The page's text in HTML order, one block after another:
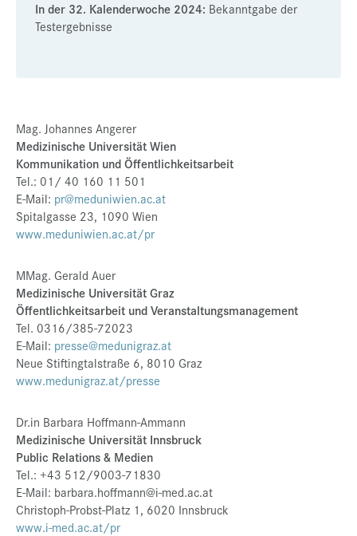
In der 32. Kalenderwoche 2024: Bekanntgabe der
Testergebnisse
Mag. Johannes Angerer
Medizinische Universität Wien
Kommunikation und Öffentlichkeitsarbeit
Tel.: 01/ 40 160 11 501
E-Mail: pr@meduniwien.ac.at
Spitalgasse 23, 1090 Wien
www.meduniwien.ac.at/pr
MMag. Gerald Auer
Medizinische Universität Graz
Öffentlichkeitsarbeit und Veranstaltungsmanagement
Tel. 0316/385-72023
E-Mail: presse@medunigraz.at
Neue Stiftingtalstraße 6, 8010 Graz
www.medunigraz.at/presse
Dr.in Barbara Hoffmann-Ammann
Medizinische Universität Innsbruck
Public Relations & Medien
Tel.: +43 512/9003-71830
E-Mail: barbara.hoffmann@i-med.ac.at
Christoph-Probst-Platz 1, 6020 Innsbruck
www.i-med.ac.at/pr